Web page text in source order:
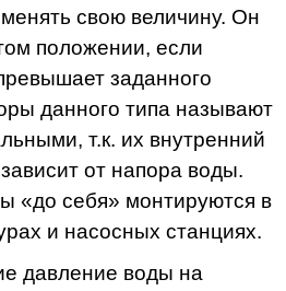
свою величину. Он
положении, если
заданного
данного типа называют
т.к. их внутренний
от напора воды.
«до себя» монтируются в
и насосных станциях.
давление воды на